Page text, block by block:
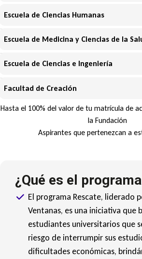
Escuela de Ciencias Humanas
Escuela de Medicina y Ciencias de la
Escuela de Ciencias e Ingeniería
Facultad de Creación
Hasta el 100% del valor de tu matrícula de
la Fundación
Aspirantes que pertenezcan a
¿Qué es el
El programa Rescate, liderado
Ventanas, es una iniciativa que
estudiantes universitarios que
riesgo de interrumpir sus
dificultades económicas,